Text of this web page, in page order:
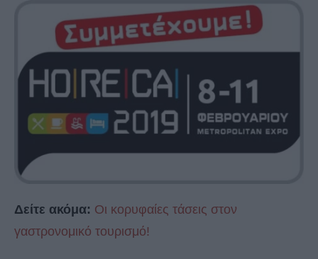
Δείτε ακόμα: Οι κορυφαίες τάσεις στον
γαστρονομικό τουρισμό!